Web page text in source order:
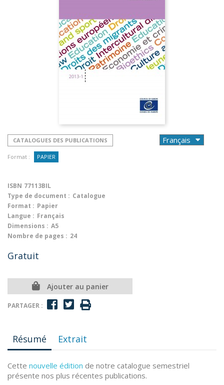
CATALOGUES DES PUBLICATIONS
Format : PAPIER
ISBN 77113BIL
Type de document : Catalogue
Format : Papier
Langue : Français
Dimensions : A5
Nombre de pages : 24
Gratuit
Ajouter au panier
PARTAGER :
Résumé Extrait
Cette nouvelle édition de notre catalogue semestriel
présente nos plus récentes publications.